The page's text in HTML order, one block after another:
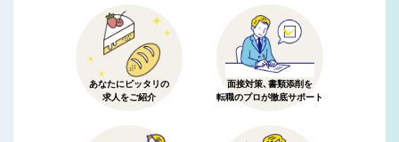
あなたにピッタリの
求人をご紹介
面接対策、書類添削を
転職のプロが徹底サポート